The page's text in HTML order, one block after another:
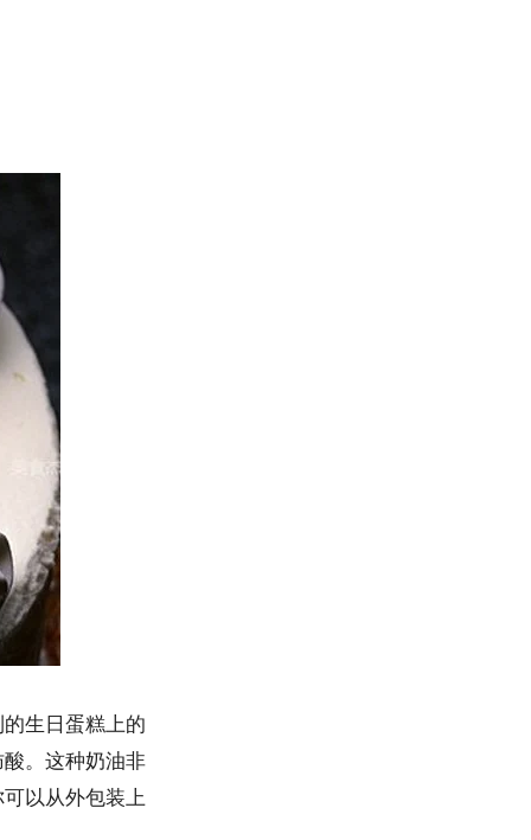
生日蛋糕上的
。这种奶油非
以从外包装上